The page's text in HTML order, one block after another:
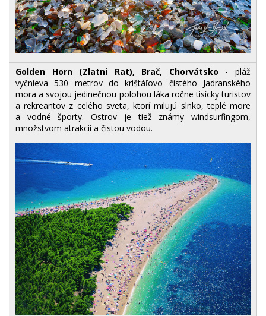
Golden Horn (Zlatni Rat), Brač, Chorvátsko - pláž
vyčnieva 530 metrov do krištáľovo čistého Jadranského
mora a svojou jedinečnou polohou láka ročne tisícky turistov
a rekreantov z celého sveta, ktorí milujú slnko, teplé more
a vodné športy. Ostrov je tiež známy windsurfingom,
množstvom atrakcií a čistou vodou.